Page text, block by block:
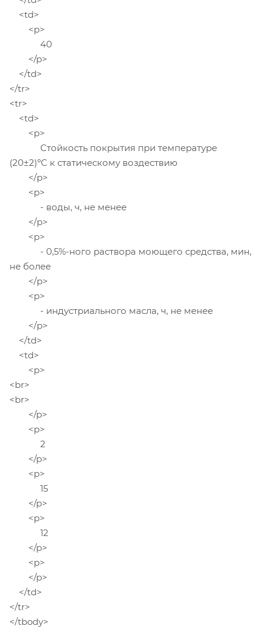
<td>
<p>
40
</p>
</td>
</tr>
<tr>
<td>
<p>
Стойкость покрытия при температуре
(20±2)ºС к статическому воздествию
</p>
<p>
- воды, ч, не менее
</p>
<p>
- 0,5%-ного раствора моющего средства, мин,
не более
</p>
<p>
- индустриального масла, ч, не менее
</p>
</td>
<td>
<p>
<br>
<br>
</p>
<p>
2
</p>
<p>
15
</p>
<p>
12
</p>
<p>
</p>
</td>
</tr>
</tbody>